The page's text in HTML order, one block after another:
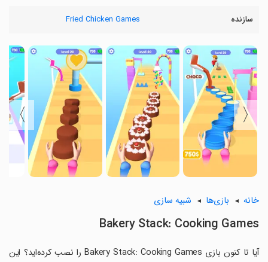
سازنده Fried Chicken Games
〈
〉
خانه بازی‌ها شبیه سازی
Bakery Stack: Cooking Games
آیا تا کنون بازی Bakery Stack: Cooking Games را نصب کرده‌اید؟ این